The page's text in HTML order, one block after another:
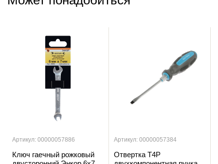
Артикул: 00000057886
Ключ гаечный рожковый
Артикул: 00000057384
Отвертка T4P